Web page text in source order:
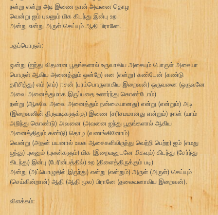
நன்று என்று அடி இணை நான் அவனை தொழ
வென்று ஐம் புலனும் மிக கிடந்து இன்பு உற
அன்று என்று அருள் செய்யும் ஆதி பிரானே.
பதப்பொருள்:
ஒன்று (ஐந்து விதமான பூதங்களால் உருவாகிய அசையும் பொருள் அசையா
பொருள் ஆகிய அனைத்தும் ஒன்றே) என (என்று) கண்டேன் (கண்டு
தரிசித்து) எம் (எம்) ஈசன் (பரம்பொருளாகிய இறைவன்) ஒருவனை (ஒருவனே
அவை அனைத்துமாக இருப்பதை உணர்ந்து கொண்டோம்)
நன்று (ஆகவே அவை அனைத்தும் நன்மையானது) என்று (என்றும்) அடி
(இறைவனின் திருவடிகளுக்கு) இணை (சரிசமமானது என்றும்) நான் (யாம்
அறிந்து கொண்டு) அவனை (அவனை ஐந்து பூதங்களால் ஆகிய
அனைத்திலும் கண்டு) தொழ (வணங்கினோம்)
வென்று (அதன் பயனால் உலக ஆசைகளிலிருந்து வெற்றி பெற்ற) ஐம் (எமது
ஐந்து) புலனும் (புலன்களும்) மிக (இறைவனுடனே மிகவும்) கிடந்து (சேர்ந்து
கிடந்து) இன்பு (பேரின்பத்தில்) உற (திளைத்திருக்கும் படி)
அன்று (அப்பொழுதில் இருந்து) என்று (என்றும்) அருள் (அருள்) செய்யும்
(செய்கின்றான்) ஆதி (ஆதி மூல) பிரானே (தலைவனாகிய இறைவன்).
விளக்கம்: